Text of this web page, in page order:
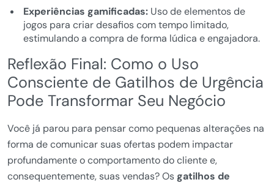
Experiências gamificadas:Uso de elementos de
jogos para criar desafios com tempo limitado,
estimulando a compra de forma lúdica e engajadora.
Reflexão Final: Como o Uso
Consciente de Gatilhos de Urgência
Pode Transformar Seu Negócio
Você já parou para pensar como pequenas alterações na
forma de comunicar suas ofertas podem impactar
profundamente o comportamento do cliente e,
consequentemente, suas vendas? Os gatilhos de